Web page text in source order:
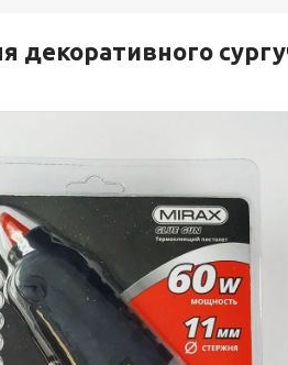
декоративного